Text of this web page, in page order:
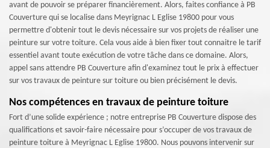
avant de pouvoir se préparer financièrement. Alors, faites confiance à PB
Couverture qui se localise dans Meyrignac L Eglise 19800 pour vous
permettre d'obtenir tout le devis nécessaire sur vos projets de réaliser une
peinture sur votre toiture. Cela vous aide à bien fixer tout connaitre le tarif
essentiel avant toute exécution de votre tâche dans ce domaine. Alors,
appel sans attendre PB Couverture afin d'examinez tout le prix à effectuer
sur vos travaux de peinture sur toiture ou bien précisément le devis.
Nos compétences en travaux de peinture toiture
Fort d’une solide expérience ; notre entreprise PB Couverture dispose des
qualifications et savoir-faire nécessaire pour s’occuper de vos travaux de
peinture toiture à Meyrignac L Eglise 19800. Nous pouvons intervenir sur